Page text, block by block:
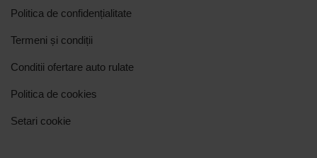
Politica de confidențialitate
Termeni și condiții
Conditii ofertare auto rulate
Politica de cookies
Setari cookie